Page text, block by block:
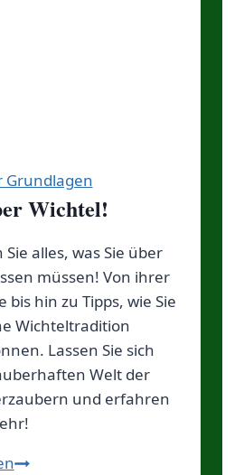
Grundlagen
Wichtel!
Sie alles, was Sie über
müssen! Von ihrer
bis hin zu Tipps, wie Sie
Wichteltradition
Lassen Sie sich
Welt der
und erfahren
Alles